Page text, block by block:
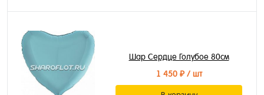
Шар Сердце Голубое 80см
1 450 ₽/ шт